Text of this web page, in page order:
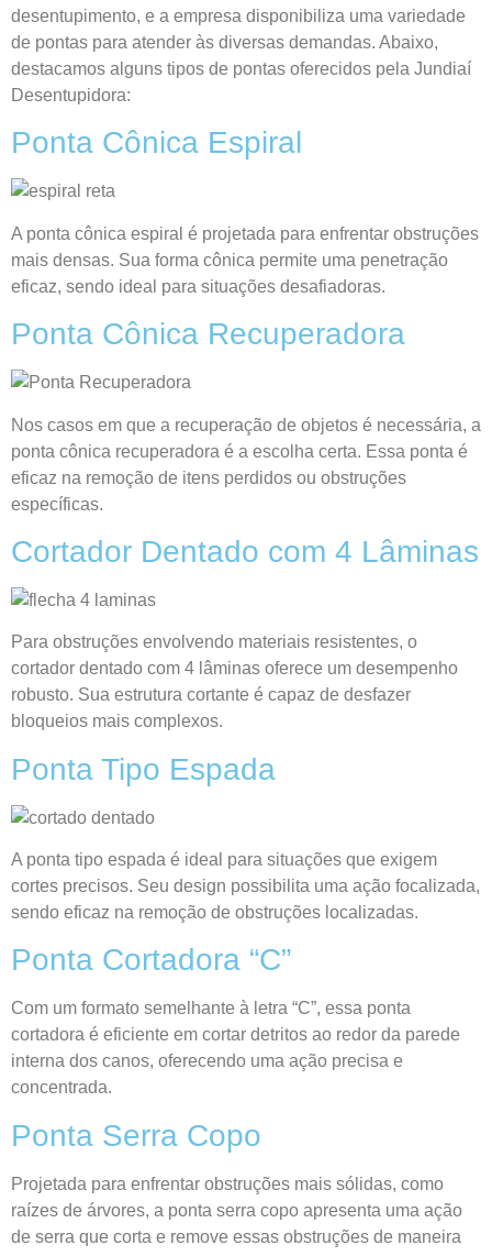
desentupimento, e a empresa disponibiliza uma variedade
de pontas para atender às diversas demandas. Abaixo,
destacamos alguns tipos de pontas oferecidos pela Jundiaí
Desentupidora:
Ponta Cônica Espiral
A ponta cônica espiral é projetada para enfrentar obstruções
mais densas. Sua forma cônica permite uma penetração
eficaz, sendo ideal para situações desafiadoras.
Ponta Cônica Recuperadora
Nos casos em que a recuperação de objetos é necessária, a
ponta cônica recuperadora é a escolha certa. Essa ponta é
eficaz na remoção de itens perdidos ou obstruções
específicas.
Cortador Dentado com 4 Lâminas
Para obstruções envolvendo materiais resistentes, o
cortador dentado com 4 lâminas oferece um desempenho
robusto. Sua estrutura cortante é capaz de desfazer
bloqueios mais complexos.
Ponta Tipo Espada
A ponta tipo espada é ideal para situações que exigem
cortes precisos. Seu design possibilita uma ação focalizada,
sendo eficaz na remoção de obstruções localizadas.
Ponta Cortadora “C”
Com um formato semelhante à letra “C”, essa ponta
cortadora é eficiente em cortar detritos ao redor da parede
interna dos canos, oferecendo uma ação precisa e
concentrada.
Ponta Serra Copo
Projetada para enfrentar obstruções mais sólidas, como
raízes de árvores, a ponta serra copo apresenta uma ação
de serra que corta e remove essas obstruções de maneira